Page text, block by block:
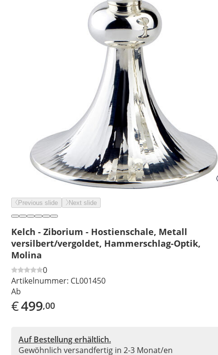
Previous slide Next slide
Kelch - Ziborium - Hostienschale, Metall
versilbert/vergoldet, Hammerschlag-Optik,
Molina
0
Artikelnummer: CL001450
Ab
€499,00
Auf Bestellung erhältlich.
Gewöhnlich versandfertig in 2-3 Monat/en